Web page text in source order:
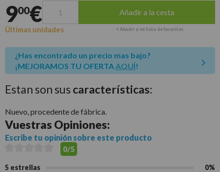
900€ Añadir a la cesta
Últimas unidades + Añadir a mi lista de favoritos
¿Has encontrado un precio mas bajo?
¡MEJORAMOS TU OFERTA AQUÍ!
Estan son sus características:
Nuevo, procedente de fábrica.
Vuestras Opiniones:
Escribe tu opinión sobre este producto
0/5
5 estrellas
0%